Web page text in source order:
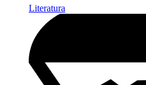
Literatura